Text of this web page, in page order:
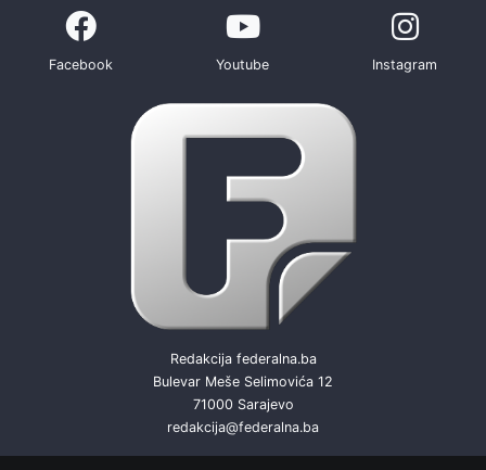
Facebook Youtube Instagram
Redakcija federalna.ba
Bulevar Meše Selimovića 12
71000 Sarajevo
redakcija@federalna.ba